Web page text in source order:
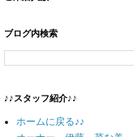
ブログ内検索
♪♪スタッフ紹介♪♪
ホームに戻る♪♪